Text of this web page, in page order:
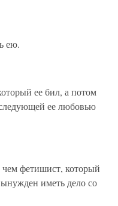
ею.
ее бил, а потом
ее любовью
чем фетишист, который
иметь дело со